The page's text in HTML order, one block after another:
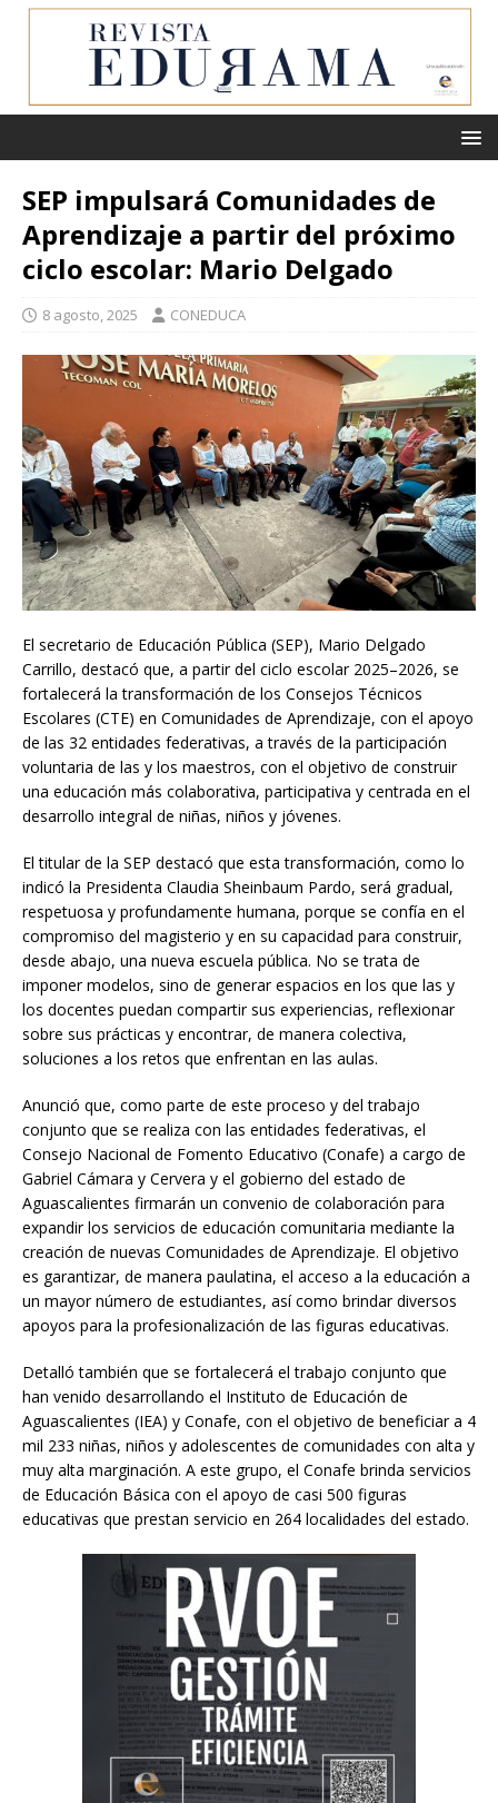
SEP impulsará Comunidades de
Aprendizaje a partir del próximo
ciclo escolar: Mario Delgado
8 agosto, 2025 CONEDUCA
El secretario de Educación Pública (SEP), Mario Delgado
Carrillo, destacó que, a partir del ciclo escolar 2025–2026, se
fortalecerá la transformación de los Consejos Técnicos
Escolares (CTE) en Comunidades de Aprendizaje, con el apoyo
de las 32 entidades federativas, a través de la participación
voluntaria de las y los maestros, con el objetivo de construir
una educación más colaborativa, participativa y centrada en el
desarrollo integral de niñas, niños y jóvenes.
El titular de la SEP destacó que esta transformación, como lo
indicó la Presidenta Claudia Sheinbaum Pardo, será gradual,
respetuosa y profundamente humana, porque se confía en el
compromiso del magisterio y en su capacidad para construir,
desde abajo, una nueva escuela pública. No se trata de
imponer modelos, sino de generar espacios en los que las y
los docentes puedan compartir sus experiencias, reflexionar
sobre sus prácticas y encontrar, de manera colectiva,
soluciones a los retos que enfrentan en las aulas.
Anunció que, como parte de este proceso y del trabajo
conjunto que se realiza con las entidades federativas, el
Consejo Nacional de Fomento Educativo (Conafe) a cargo de
Gabriel Cámara y Cervera y el gobierno del estado de
Aguascalientes firmarán un convenio de colaboración para
expandir los servicios de educación comunitaria mediante la
creación de nuevas Comunidades de Aprendizaje. El objetivo
es garantizar, de manera paulatina, el acceso a la educación a
un mayor número de estudiantes, así como brindar diversos
apoyos para la profesionalización de las figuras educativas.
Detalló también que se fortalecerá el trabajo conjunto que
han venido desarrollando el Instituto de Educación de
Aguascalientes (IEA) y Conafe, con el objetivo de beneficiar a 4
mil 233 niñas, niños y adolescentes de comunidades con alta y
muy alta marginación. A este grupo, el Conafe brinda servicios
de Educación Básica con el apoyo de casi 500 figuras
educativas que prestan servicio en 264 localidades del estado.